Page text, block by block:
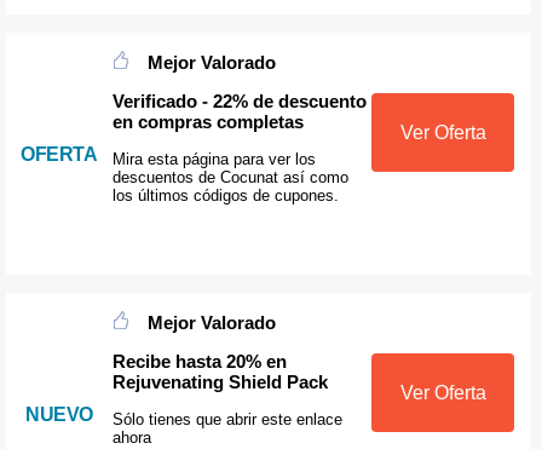
OFERTA
Mejor Valorado
Verificado - 22% de descuento
en compras completas
Mira esta página para ver los
descuentos de Cocunat así como
los últimos códigos de cupones.
Ver Oferta
NUEVO
Mejor Valorado
Recibe hasta 20% en
Rejuvenating Shield Pack
Sólo tienes que abrir este enlace
ahora
Ver Oferta